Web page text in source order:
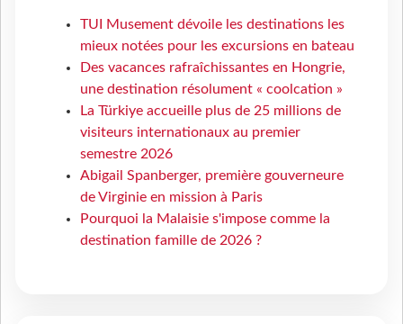
TUI Musement dévoile les destinations les
mieux notées pour les excursions en bateau
Des vacances rafraîchissantes en Hongrie,
une destination résolument « coolcation »
La Türkiye accueille plus de 25 millions de
visiteurs internationaux au premier
semestre 2026
Abigail Spanberger, première gouverneure
de Virginie en mission à Paris
Pourquoi la Malaisie s'impose comme la
destination famille de 2026 ?